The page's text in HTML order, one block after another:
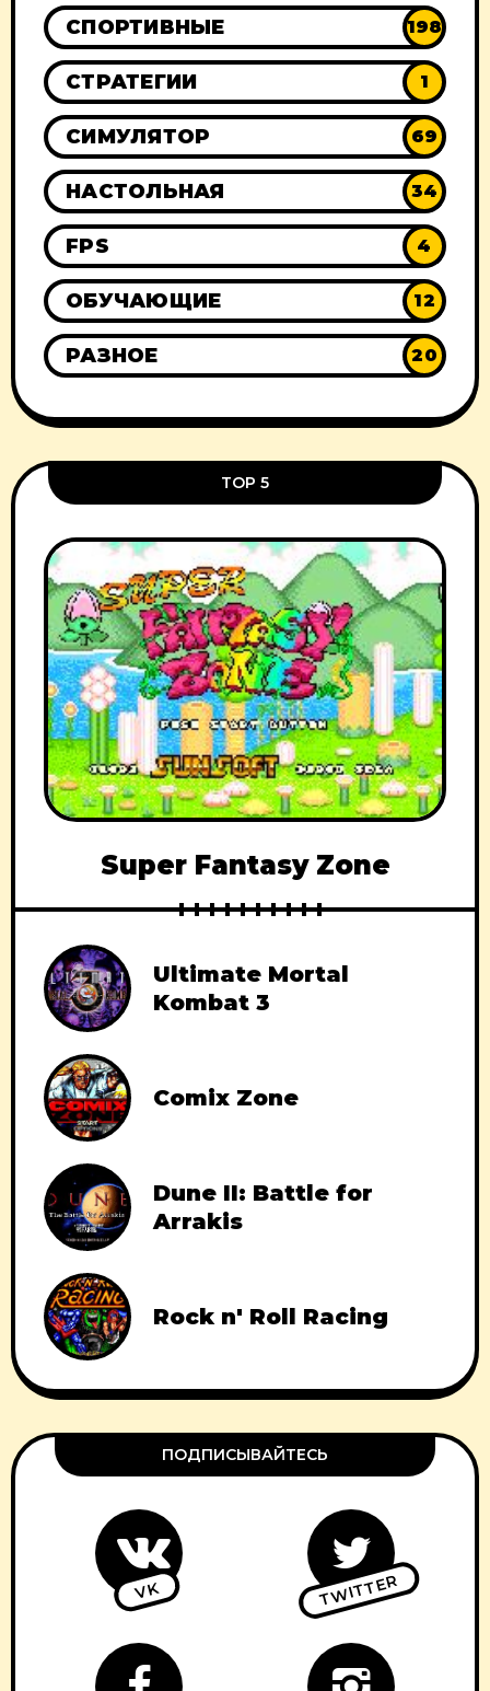
СПОРТИВНЫЕ 198
СТРАТЕГИИ 1
СИМУЛЯТОР 69
НАСТОЛЬНАЯ 34
FPS 4
ОБУЧАЮЩИЕ 12
РАЗНОЕ 20
TOP 5
Super Fantasy Zone
Ultimate Mortal
Kombat 3
Comix Zone
Dune II: Battle for
Arrakis
Rock n' Roll Racing
ПОДПИСЫВАЙТЕСЬ
VK TWITTER